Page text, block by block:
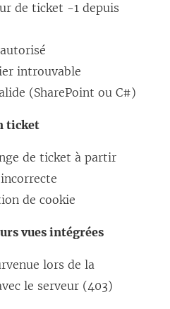
de ticket -1 depuis
introuvable
(SharePoint ou C#)
ticket
de ticket à partir
de cookie
vues intégrées
lors de la
le serveur (403)